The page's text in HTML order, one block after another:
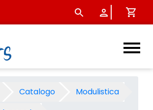
parete con
Catalogo
Modulistica